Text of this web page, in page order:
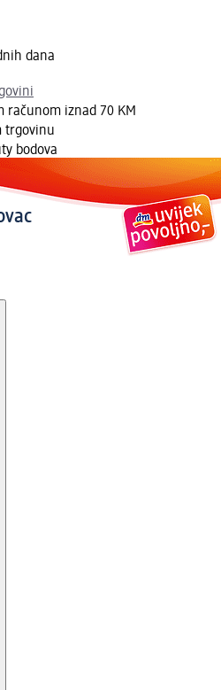
dana
računom iznad 70 KM
trgovinu
bodova